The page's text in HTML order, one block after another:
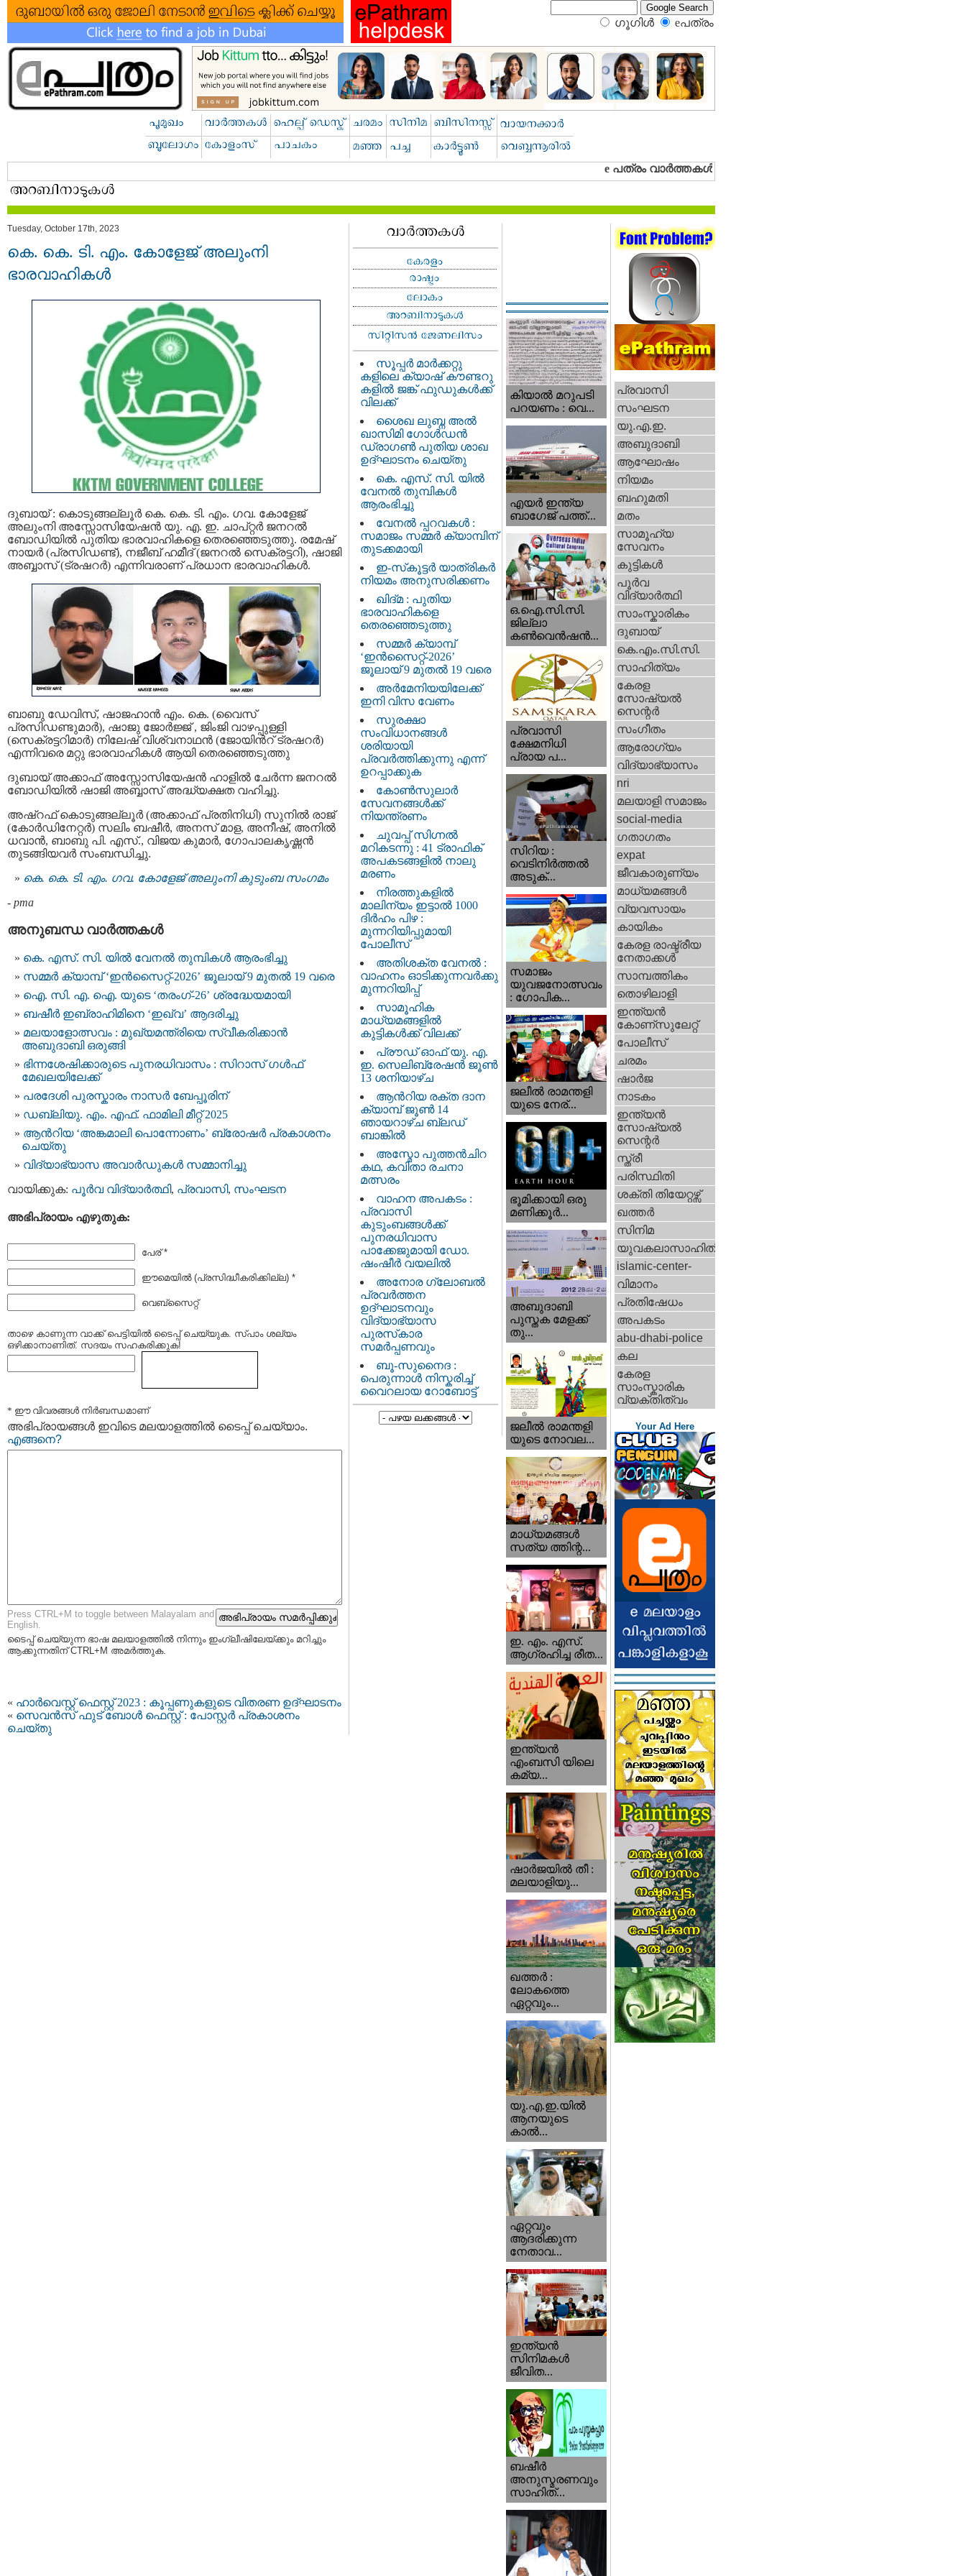
ഗൂഗിള്‍ eപത്രം‍
Tuesday, October 17th, 2023
കെ. കെ. ടി. എം. കോളേജ് അലുംനി
ഭാരവാഹികൾ
ദുബായ് : കൊടുങ്ങല്ലൂർ കെ. കെ. ടി. എം. ഗവ. കോളേജ്
അലുംനി അസ്സോസിയേഷൻ യു. എ. ഇ. ചാപ്റ്റർ ജനറൽ
ബോഡിയില്‍ പുതിയ ഭാരവാഹികളെ തെരഞ്ഞെടുത്തു. രമേഷ്
നായർ (പ്രസിഡണ്ട്), നജീബ് ഹമീദ് (ജനറൽ സെക്രട്ടറി), ഷാജി
അബ്ബാസ് (ട്രഷറർ) എന്നിവരാണ് പ്രധാന ഭാരവാഹികള്‍.
ബാബു ഡേവിസ്, ഷാജഹാൻ എം. കെ. (വൈസ്
പ്രസിഡണ്ടുമാര്‍), ഷാജു ജോർജ്ജ് , ജിംജി വാഴപ്പുള്ളി
(സെക്രട്ടറിമാർ) നിലേഷ് വിശ്വനാഥൻ (ജോയിന്‍റ് ട്രഷറർ)
എന്നിവരെ മറ്റു ഭാരവാഹികള്‍ ആയി തെരഞ്ഞെടുത്തു
ദുബായ് അക്കാഫ് അസ്സോസിയേഷൻ ഹാളിൽ ചേർന്ന ജനറല്‍
ബോഡിയില്‍ ഷാജി അബ്ബാസ് അദ്ധ്യക്ഷത വഹിച്ചു.
അഷ്‌റഫ് കൊടുങ്ങല്ലൂർ (അക്കാഫ് പ്രതിനിധി) സുനിൽ രാജ്
(കോർഡിനേറ്റർ) സലിം ബഷീർ, അനസ് മാള, അനീഷ്, അനിൽ
ധവാൻ, ബാബു പി. എസ്., വിജയ കുമാർ, ഗോപാലകൃഷ്ണൻ
തുടങ്ങിയവര്‍ സംബന്ധിച്ചു.
കെ. കെ. ടി. എം. ഗവ. കോളേജ് അലുംനി കുടുംബ സംഗമം
- pma
അനുബന്ധ വാര്‍ത്തകള്‍
കെ. എസ്. സി. യിൽ വേനൽ തുമ്പികൾ ആരംഭിച്ചു
സമ്മർ ക്യാമ്പ് ‘ഇൻസൈറ്റ്-2026’ ജൂലായ് 9 മുതൽ 19 വരെ
ഐ. സി. എ. ഐ. യുടെ ‘തരംഗ്-26’ ശ്രദ്ധേയമായി
ബഷീർ ഇബ്രാഹിമിനെ ‘ഇഖ്‌വ’ ആദരിച്ചു
മ​ല​യാ​ളോ​ത്സ​വം : മുഖ്യമന്ത്രിയെ സ്വീകരിക്കാൻ
അബുദാബി ഒരുങ്ങി
ഭിന്നശേഷിക്കാരുടെ പുനരധിവാസം : സിറാസ് ഗൾഫ്
മേഖലയിലേക്ക്
പരദേശി പുരസ്കാരം നാസർ ബേപ്പൂരിന്
ഡബ്ലിയു. എം. എഫ്. ഫാമിലി മീറ്റ് 2025
ആൻറിയ ‘അങ്കമാലി പൊന്നോണം’ ബ്രോഷർ പ്രകാശനം
ചെയ്തു
വിദ്യാഭ്യാസ അവാർഡുകൾ സമ്മാനിച്ചു
വായിക്കുക: പൂര്‍വ വിദ്യാര്‍ത്ഥി, പ്രവാസി, സംഘടന
അഭിപ്രായം എഴുതുക:
പേര് *
ഈമെയില്‍ (പ്രസിദ്ധീകരിക്കില്ല) *
വെബ്സൈറ്റ്
താഴെ കാണുന്ന വാക്ക് പെട്ടിയില്‍ ടൈപ്പ്‌ ചെയ്യുക. സ്പാം ശല്യം
ഒഴിക്കാനാണിത്. സദയം സഹകരിക്കുക!
* ഈ വിവരങ്ങള്‍ നിര്‍ബന്ധമാണ്
അഭിപ്രായങ്ങള്‍ ഇവിടെ മലയാളത്തില്‍ ടൈപ്പ് ചെയ്യാം.
എങ്ങനെ?
Press CTRL+M to toggle between Malayalam and
English.
ടൈപ്പ്‌ ചെയ്യുന്ന ഭാഷ മലയാളത്തില്‍ നിന്നും ഇംഗ്ലീഷിലേയ്ക്കും മറിച്ചും
ആക്കുന്നതിന് CTRL+M അമര്‍ത്തുക.
« ഹാര്‍വെസ്റ്റ് ഫെസ്റ്റ് 2023 : കൂപ്പണുകളുടെ വിതരണ ഉദ്‌ഘാടനം
« സെവൻസ് ഫുട് ബോൾ ഫെസ്റ്റ് : പോസ്റ്റർ പ്രകാശനം
ചെയ്തു
സൂപ്പർ മാർക്കറ്റു
കളിലെ ക്യാഷ് കൗണ്ടറു
കളിൽ ജങ്ക് ഫുഡുകൾക്ക്
വിലക്ക്
ശൈഖ ലുബ്ന അൽ
ഖാസിമി ഗോൾഡൻ
ഡ്രാഗൺ പുതിയ ശാഖ
ഉദ്ഘാടനം ചെയ്തു
കെ. എസ്. സി. യിൽ
വേനൽ തുമ്പികൾ
ആരംഭിച്ചു
വേനൽ പ്പറവകൾ :
സമാജം സമ്മർ ക്യാമ്പിന്
തുടക്കമായി
ഇ-സ്‌കൂട്ടർ യാത്രികർ
നിയമം അനുസരിക്കണം
ഖിദ്മ : പുതിയ
ഭാരവാഹികളെ
തെരഞ്ഞെടുത്തു
സമ്മർ ക്യാമ്പ്
‘ഇൻസൈറ്റ്-2026’
ജൂലായ് 9 മുതൽ 19 വരെ
അർമേനിയയിലേക്ക്
ഇനി വിസ വേണം
സുരക്ഷാ
സംവിധാനങ്ങൾ
ശരിയായി
പ്രവർത്തിക്കുന്നു എന്ന്
ഉറപ്പാക്കുക
കോൺസുലാർ
സേവനങ്ങൾക്ക്
നിയന്ത്രണം
ചുവപ്പ് സിഗ്നൽ
മറികടന്നു : 41 ട്രാഫിക്
അപകടങ്ങളിൽ നാലു
മരണം
നിരത്തുകളിൽ
മാലിന്യം ഇട്ടാൽ 1000
ദിർഹം പിഴ :
മുന്നറിയിപ്പുമായി
പോലീസ്
അതിശക്ത വേനൽ :
വാഹനം ഓടിക്കുന്നവർക്കു
മുന്നറിയിപ്പ്
സാമൂഹിക
മാധ്യമങ്ങളിൽ
കുട്ടികൾക്ക് വിലക്ക്
പ്രൗഡ് ഓഫ് യു. എ.
ഇ. സെലിബ്രേഷൻ ജൂൺ
13 ശനിയാഴ്ച
ആൻറിയ രക്ത ദാന
ക്യാമ്പ് ജൂൺ 14
ഞായറാഴ്ച ബ്ലഡ്
ബാങ്കിൽ
അസ്മോ പുത്തൻചിറ
കഥ, കവിതാ രചനാ
മത്സരം
വാഹന അപകടം :
പ്രവാസി
കുടുംബങ്ങൾക്ക്
പുനരധിവാസ
പാക്കേജുമായി ഡോ.
ഷംഷീർ വയലിൽ
അനോര ഗ്ലോബൽ
പ്രവർത്തന
ഉദ്ഘാടനവും
വിദ്യാഭ്യാസ
പുരസ്‌കാര
സമർപ്പണവും
ബൂ-സുനൈദ :
പെരുന്നാൾ നിസ്കരിച്ച്
വൈറലായ റോബോട്ട്
കിയാല്‍ മറുപടി
പറയണം : വെ...
എയര്‍ ഇന്ത്യ
ബാഗേജ് പത്ത്...
ഒ.ഐ.സി.സി.
ജില്ലാ
കൺവെൻഷൻ...
പ്രവാസി
ക്ഷേമനിധി
പ്രായ പ...
സിറിയ :
വെടിനിർത്തൽ
അടുക്...
സമാജം
യുവജനോത്സവം
: ഗോപിക...
ജലീല്‍ രാമന്തളി
യുടെ നേര്...
ഭൂമിക്കായി ഒരു
മണിക്കൂര്‍...
അബുദാബി
പുസ്തക മേളക്ക്
തു...
ജലീല്‍ രാമന്തളി
യുടെ നോവല...
മാധ്യമങ്ങള്‍
സത്യ ത്തിന്റ...
ഇ. എം. എസ്.
ആഗ്രഹിച്ച രീത...
ഇന്ത്യന്‍
എംബസി യിലെ
കമ്യ...
ഷാര്‍ജയില്‍ തീ :
മലയാളിയു...
ഖത്തര്‍ :
ലോകത്തെ
ഏറ്റവും...
യു.എ.ഇ.യില്‍
ആനയുടെ
കാല്‍...
ഏറ്റവും
ആദരിക്കുന്ന
നേതാവ...
ഇന്ത്യന്‍
സിനിമകള്‍
ജീവിത...
ബഷീര്‍
അനുസ്മരണവും
സാഹിത്...
പ്രവാസി
സംഘടന
യു.എ.ഇ.
അബുദാബി
ആഘോഷം
നിയമം
ബഹുമതി
മതം
സാമൂഹ്യ
സേവനം
കുട്ടികള്‍
പൂര്‍വ
വിദ്യാര്‍ത്ഥി
സാംസ്കാരികം
ദുബായ്‌
കെ.എം.സി.സി.
സാഹിത്യം
കേരള
സോഷ്യല്‍
സെന്റര്‍
സംഗീതം
ആരോഗ്യം
വിദ്യാഭ്യാസം
nri
മലയാളി സമാജം
social-media
ഗതാഗതം
expat
ജീവകാരുണ്യം
മാധ്യമങ്ങള്‍
വ്യവസായം
കായികം
കേരള രാഷ്ട്രീയ
നേതാക്കള്‍
സാമ്പത്തികം
തൊഴിലാളി
ഇന്ത്യന്‍
കോണ്സുലേറ്റ്
പോലീസ്
ചരമം
ഷാര്‍ജ
നാടകം
ഇന്ത്യന്‍
സോഷ്യല്‍
സെന്റര്‍
സ്ത്രീ
പരിസ്ഥിതി
ശക്തി തിയേറ്റഴ്സ്
ഖത്തര്‍
സിനിമ
യുവകലാസാഹിതി
islamic-center-
വിമാനം
പ്രതിഷേധം
അപകടം
abu-dhabi-police
കല
കേരള
സാംസ്കാരിക
വ്യക്തിത്വം
Your Ad Here